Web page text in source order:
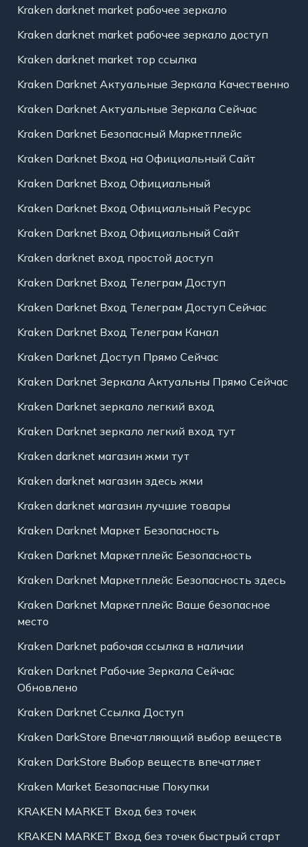
Kraken darknet market рабочее зеркало
Kraken darknet market рабочее зеркало доступ
Kraken darknet market тор ссылка
Kraken Darknet Актуальные Зеркала Качественно
Kraken Darknet Актуальные Зеркала Сейчас
Kraken Darknet Безопасный Маркетплейс
Kraken Darknet Вход на Официальный Сайт
Kraken Darknet Вход Официальный
Kraken Darknet Вход Официальный Ресурс
Kraken Darknet Вход Официальный Сайт
Kraken darknet вход простой доступ
Kraken Darknet Вход Телеграм Доступ
Kraken Darknet Вход Телеграм Доступ Сейчас
Kraken Darknet Вход Телеграм Канал
Kraken Darknet Доступ Прямо Сейчас
Kraken Darknet Зеркала Актуальны Прямо Сейчас
Kraken Darknet зеркало легкий вход
Kraken Darknet зеркало легкий вход тут
Kraken darknet магазин жми тут
Kraken darknet магазин здесь жми
Kraken darknet магазин лучшие товары
Kraken Darknet Маркет Безопасность
Kraken Darknet Маркетплейс Безопасность
Kraken Darknet Маркетплейс Безопасность здесь
Kraken Darknet Маркетплейс Ваше безопасное
место
Kraken Darknet рабочая ссылка в наличии
Kraken Darknet Рабочие Зеркала Сейчас
Обновлено
Kraken Darknet Ссылка Доступ
Kraken DarkStore Впечатляющий выбор веществ
Kraken DarkStore Выбор веществ впечатляет
Kraken Market Безопасные Покупки
KRAKEN MARKET Вход без точек
KRAKEN MARKET Вход без точек быстрый старт